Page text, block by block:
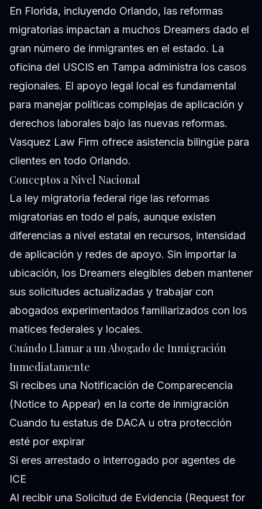
En Florida, incluyendo Orlando, las reformas
migratorias impactan a muchos Dreamers dado el
gran número de inmigrantes en el estado. La
oficina del USCIS en Tampa administra los casos
regionales. El apoyo legal local es fundamental
para manejar políticas complejas de aplicación y
derechos laborales bajo las nuevas reformas.
Vasquez Law Firm ofrece asistencia bilingüe para
clientes en todo Orlando.
Conceptos a Nivel Nacional
La ley migratoria federal rige las reformas
migratorias en todo el país, aunque existen
diferencias a nivel estatal en recursos, intensidad
de aplicación y redes de apoyo. Sin importar la
ubicación, los Dreamers elegibles deben mantener
sus solicitudes actualizadas y trabajar con
abogados experimentados familiarizados con los
matices federales y locales.
Cuándo Llamar a un Abogado de Inmigración
Inmediatamente
Si recibes una Notificación de Comparecencia
(Notice to Appear) en la corte de inmigración
Cuando tu estatus de DACA u otra protección
esté por expirar
Si eres arrestado o interrogado por agentes de
ICE
Al recibir una Solicitud de Evidencia (Request for